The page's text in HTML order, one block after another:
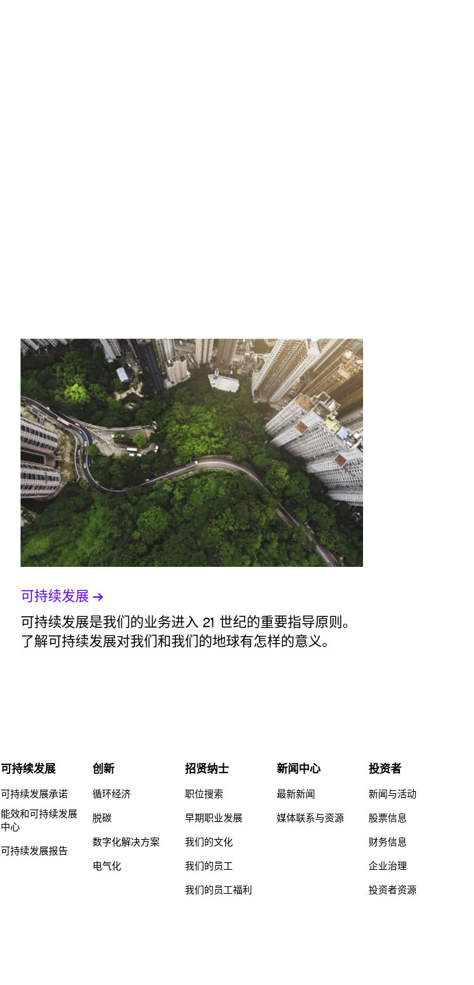
可持续发展
可持续发展是我们的业务进入 21 世纪的重要指导原则。
了解可持续发展对我们和我们的地球有怎样的意义。
可持续发展
可持续发展承诺
能效和可持续发展
中心
可持续发展报告
创新
循环经济
脱碳
数字化解决方案
电气化
招贤纳士
职位搜索
早期职业发展
我们的文化
我们的员工
我们的员工福利
新闻中心
最新新闻
媒体联系与资源
投资者
新闻与活动
股票信息
财务信息
企业治理
投资者资源